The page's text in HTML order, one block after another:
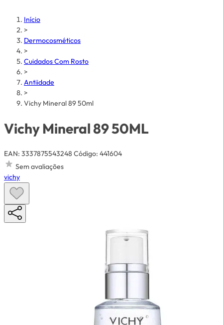
Início
>
Dermocosméticos
>
Cuidados Com Rosto
>
Antiidade
>
Vichy Mineral 89 50ml
Vichy Mineral 89 50ML
EAN: 3337875543248 Código: 441604
Sem avaliações
vichy